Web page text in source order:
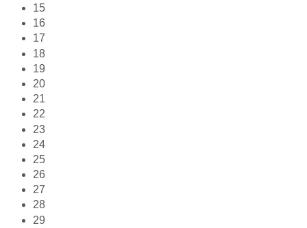
15
16
17
18
19
20
21
22
23
24
25
26
27
28
29